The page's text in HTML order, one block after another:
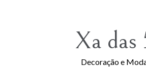
Xa das
Decoração e